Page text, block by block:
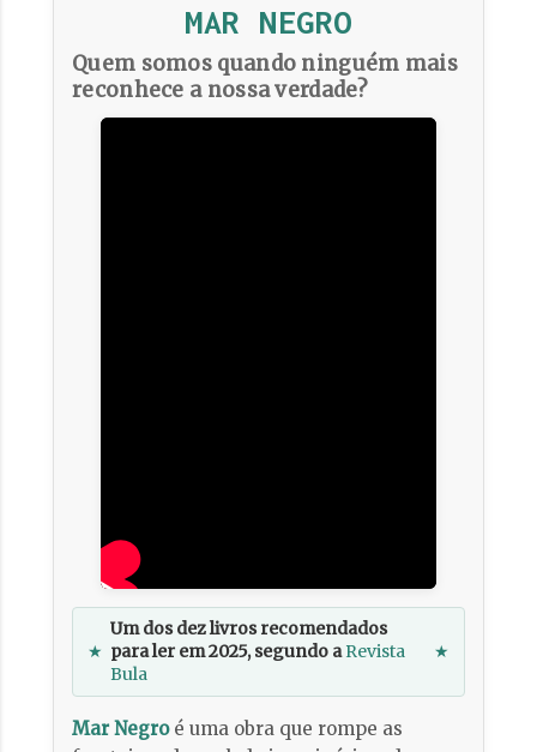
MAR NEGRO
Quem somos quando ninguém mais
reconhece a nossa verdade?
★
Um dos dez livros recomendados
para ler em 2025, segundo aRevista
Bula
★
Mar Negroé uma obra que rompe as